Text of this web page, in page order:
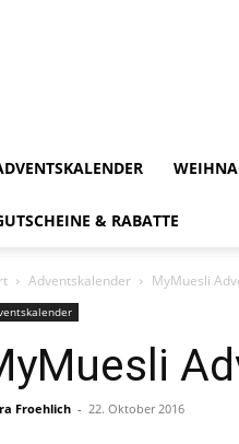
& RABATTE
Adventskalender MyMuesli
Froehlich - 22. Oktober 2016